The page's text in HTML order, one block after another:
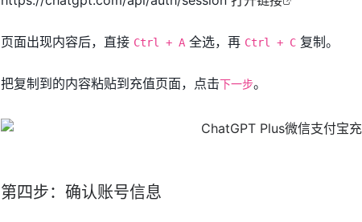
页面出现内容后，直接 Ctrl + A 全选，再 Ctrl + C 复制。
把复制到的内容粘贴到充值页面，点击下一步。
第四步：确认账号信息